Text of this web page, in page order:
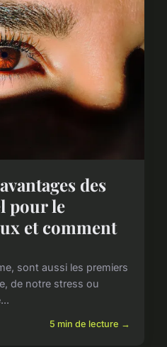
des
pour le
et comment
sont aussi les premiers
de notre stress ou
5 min de lecture →